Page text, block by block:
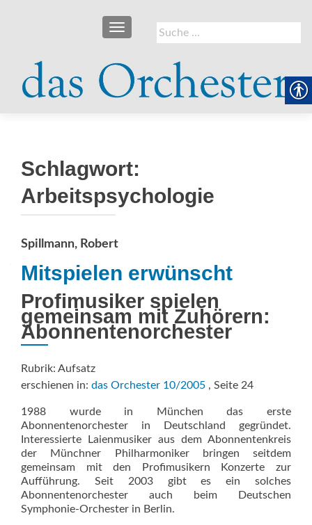
Suche
nach:
SCHALTE NAVIGATION
Schlagwort:
Arbeitspsychologie
Spillmann, Robert
Mitspielen erwünscht
Profimusiker spielen
gemeinsam mit Zuhörern:
Abonnentenorchester
Rubrik: Aufsatz
erschienen in: das Orchester 10/2005 , Seite 24
1988 wurde in München das erste
Abonnentenorchester in Deutschland gegründet.
Interessierte Laienmusiker aus dem Abonnentenkreis
der Münchner Philharmoniker bringen seitdem
gemeinsam mit den Profimusikern Konzerte zur
Aufführung. Seit 2003 gibt es ein solches
Abonnentenorchester auch beim Deutschen
Symphonie-Orchester in Berlin.